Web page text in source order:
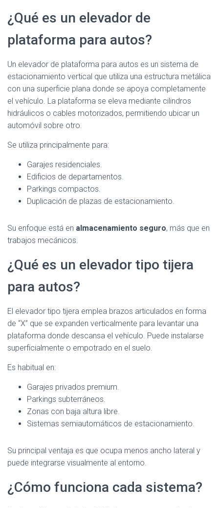
¿Qué es un elevador de
plataforma para autos?
Un elevador de plataforma para autos es un sistema de
estacionamiento vertical que utiliza una estructura metálica
con una superficie plana donde se apoya completamente
el vehículo. La plataforma se eleva mediante cilindros
hidráulicos o cables motorizados, permitiendo ubicar un
automóvil sobre otro.
Se utiliza principalmente para:
Garajes residenciales.
Edificios de departamentos.
Parkings compactos.
Duplicación de plazas de estacionamiento.
Su enfoque está en almacenamiento seguro, más que en
trabajos mecánicos.
¿Qué es un elevador tipo tijera
para autos?
El elevador tipo tijera emplea brazos articulados en forma
de “X” que se expanden verticalmente para levantar una
plataforma donde descansa el vehículo. Puede instalarse
superficialmente o empotrado en el suelo.
Es habitual en:
Garajes privados premium.
Parkings subterráneos.
Zonas con baja altura libre.
Sistemas semiautomáticos de estacionamiento.
Su principal ventaja es que ocupa menos ancho lateral y
puede integrarse visualmente al entorno.
¿Cómo funciona cada sistema?